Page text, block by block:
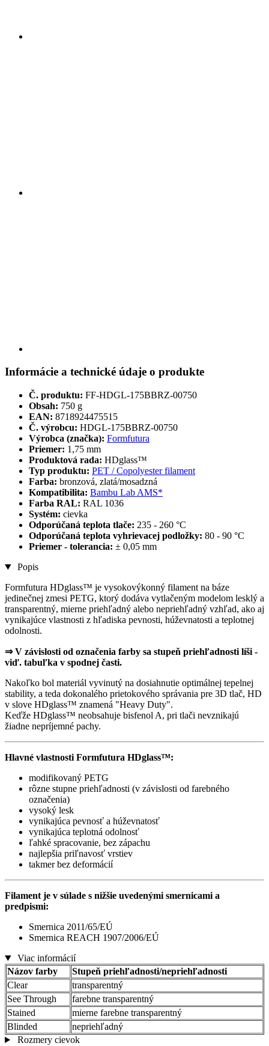
Informácie a technické údaje o produkte
Č. produktu: FF-HDGL-175BBRZ-00750
Obsah: 750 g
EAN: 8718924475515
Č. výrobcu: HDGL-175BBRZ-00750
Výrobca (značka): Formfutura
Priemer: 1,75 mm
Produktová rada: HDglass™
Typ produktu: PET / Copolyester filament
Farba: bronzová, zlatá/mosadzná
Kompatibilita: Bambu Lab AMS*
Farba RAL: RAL 1036
Systém: cievka
Odporúčaná teplota tlače: 235 - 260 °C
Odporúčaná teplota vyhrievacej podložky: 80 - 90 °C
Priemer - tolerancia: ± 0,05 mm
Popis
Formfutura HDglass™ je vysokovýkonný filament na báze
jedinečnej zmesi PETG, ktorý dodáva vytlačeným modelom lesklý a
transparentný, mierne priehľadný alebo nepriehľadný vzhľad, ako aj
vynikajúce vlastnosti z hľadiska pevnosti, húževnatosti a teplotnej
odolnosti.
⇒ V závislosti od označenia farby sa stupeň priehľadnosti líši -
viď. tabuľka v spodnej časti.
Nakoľko bol materiál vyvinutý na dosiahnutie optimálnej tepelnej
stability, a teda dokonalého prietokového správania pre 3D tlač, HD
v slove HDglass™ znamená "Heavy Duty".
Keďže HDglass™ neobsahuje bisfenol A, pri tlači nevznikajú
žiadne nepríjemné pachy.
Hlavné vlastnosti Formfutura HDglass™:
modifikovaný PETG
rôzne stupne priehľadnosti (v závislosti od farebného
označenia)
vysoký lesk
vynikajúca pevnosť a húževnatosť
vynikajúca teplotná odolnosť
ľahké spracovanie, bez zápachu
najlepšia priľnavosť vrstiev
takmer bez deformácií
Filament je v súlade s nižšie uvedenými smernicami a
predpismi:
Smernica 2011/65/EÚ
Smernica REACH 1907/2006/EÚ
Viac informácií
Názov farby
Stupeň priehľadnosti/nepriehľadnosti
Clear
transparentný
See Through
farebne transparentný
Stained
mierne farebne transparentný
Blinded
nepriehľadný
Rozmery cievok